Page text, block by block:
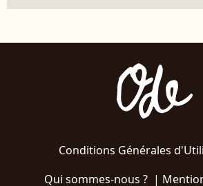
Conditions Générales
Qui sommes-nous ?|